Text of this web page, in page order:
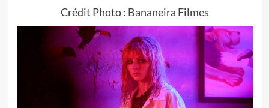
Crédit Photo : Bananeira Filmes